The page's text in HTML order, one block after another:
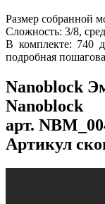
Размер собранной
Сложность: 3/8,
В комплекте: 740
подробная
Nanoblock
Nanoblock
арт.
Артикул